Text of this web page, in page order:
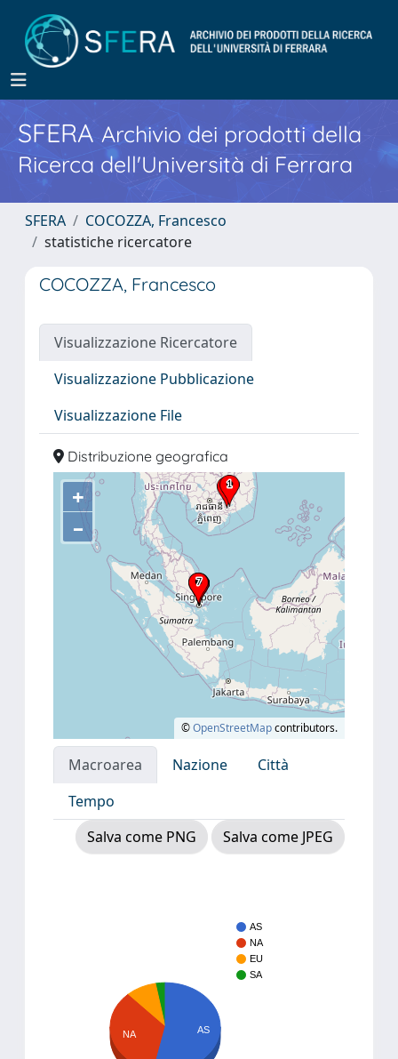
SFERA Archivio dei prodotti della
Ricerca dell'Università di Ferrara
SFERA
COCOZZA, Francesco
statistiche ricercatore
COCOZZA, Francesco
Visualizzazione Ricercatore
Visualizzazione Pubblicazione
Visualizzazione File
Distribuzione geografica
+
–
©OpenStreetMapcontributors.
Macroarea Nazione
Città
Tempo
Salva come PNG
Salva come JPEG
AS
NA
EU
SA
NA AS